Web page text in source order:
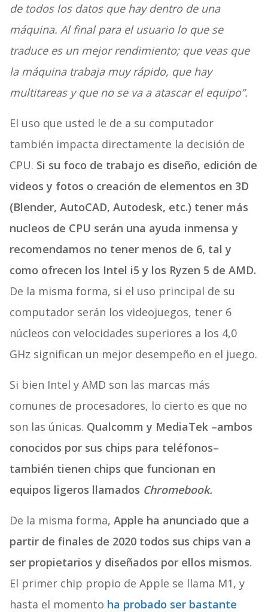
de todos los datos que hay dentro de una
máquina. Al final para el usuario lo que se
traduce es un mejor rendimiento; que veas que
la máquina trabaja muy rápido, que hay
multitareas y que no se va a atascar el equipo”.
El uso que usted le de a su computador
también impacta directamente la decisión de
CPU. Si su foco de trabajo es diseño, edición de
videos y fotos o creación de elementos en 3D
(Blender, AutoCAD, Autodesk, etc.) tener más
nucleos de CPU serán una ayuda inmensa y
recomendamos no tener menos de 6, tal y
como ofrecen los Intel i5 y los Ryzen 5 de AMD.
De la misma forma, si el uso principal de su
computador serán los videojuegos, tener 6
núcleos con velocidades superiores a los 4,0
GHz significan un mejor desempeño en el juego.
Si bien Intel y AMD son las marcas más
comunes de procesadores, lo cierto es que no
son las únicas. Qualcomm y MediaTek –ambos
conocidos por sus chips para teléfonos–
también tienen chips que funcionan en
equipos ligeros llamados Chromebook.
De la misma forma, Apple ha anunciado que a
partir de finales de 2020 todos sus chips van a
ser propietarios y diseñados por ellos mismos.
El primer chip propio de Apple se llama M1, y
hasta el momento ha probado ser bastante